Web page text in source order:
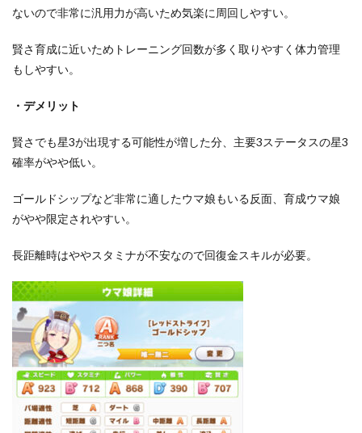
ないので非常に汎用力が高いため気楽に周回しやすい。
賢さ育成に近いためトレーニング回数が多く取りやすく体力管理
もしやすい。
・デメリット
賢さでも星3が出現する可能性が増した分、主要3ステータスの星3
確率がやや低い。
ゴールドシップなど非常に適したウマ娘もいる反面、育成ウマ娘
がやや限定されやすい。
長距離時はややスタミナが不安なので回復金スキルが必要。